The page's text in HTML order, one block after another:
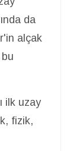
da
alçak
ilk uzay
fizik,